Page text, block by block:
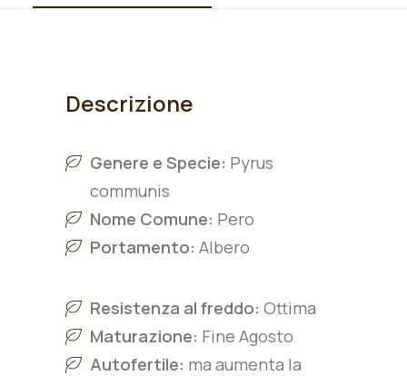
Descrizione
Genere e Specie: Pyrus
communis
Nome Comune: Pero
Portamento: Albero
Resistenza al freddo: Ottima
Maturazione: Fine Agosto
Autofertile: ma aumenta la